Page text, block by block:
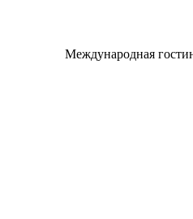
Международная